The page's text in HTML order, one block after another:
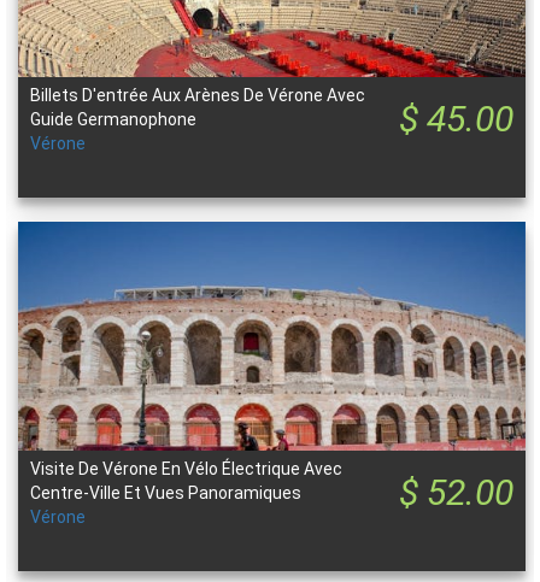
$ 45.00
Billets D'entrée Aux Arènes De Vérone Avec
Guide Germanophone
Vérone
$ 52.00
Visite De Vérone En Vélo Électrique Avec
Centre-Ville Et Vues Panoramiques
Vérone